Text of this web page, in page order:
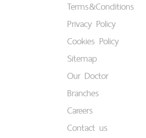
Terms&Conditions
Privacy Policy
Cookies Policy
Sitemap
Our Doctor
Branches
Careers
Contact us